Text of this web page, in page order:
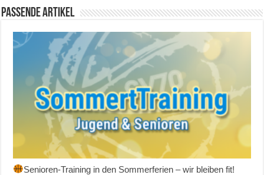
Passende Artikel
Senioren-Training in den Sommerferien – wir bleiben fit!